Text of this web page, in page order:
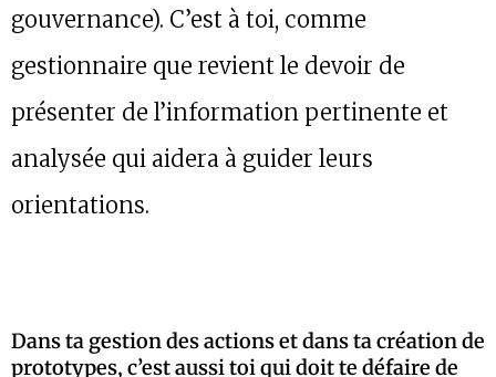
gouvernance). C’est à toi, comme
gestionnaire que revient le devoir de
présenter de l’information pertinente et
analysée qui aidera à guider leurs
orientations.
Dans ta gestion des actions et dans ta création de
prototypes, c’est aussi toi qui doit te défaire de